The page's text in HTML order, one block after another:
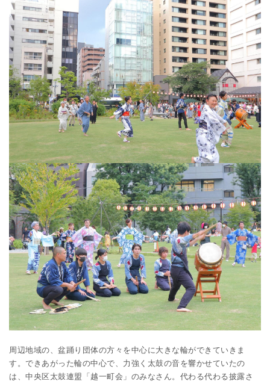
周辺地域の、盆踊り団体の方々を中心に大きな輪ができていきま
す。できあがった輪の中心で、力強く太鼓の音を響かせていたの
は、中央区太鼓連盟「越一町会」のみなさん。代わる代わる披露さ